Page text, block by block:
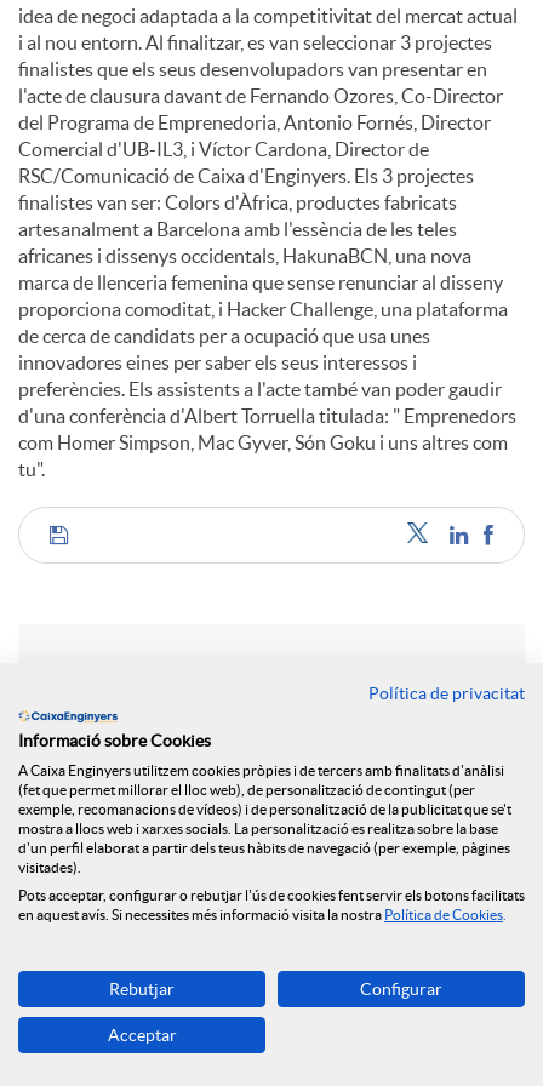
idea de negoci adaptada a la competitivitat del mercat actual
i al nou entorn. Al finalitzar, es van seleccionar 3 projectes
finalistes que els seus desenvolupadors van presentar en
l'acte de clausura davant de Fernando Ozores, Co-Director
del Programa de Emprenedoria, Antonio Fornés, Director
Comercial d'UB-IL3, i Víctor Cardona, Director de
RSC/Comunicació de Caixa d'Enginyers. Els 3 projectes
finalistes van ser: Colors d'Àfrica, productes fabricats
artesanalment a Barcelona amb l'essència de les teles
africanes i dissenys occidentals, HakunaBCN, una nova
marca de llenceria femenina que sense renunciar al disseny
proporciona comoditat, i Hacker Challenge, una plataforma
de cerca de candidats per a ocupació que usa unes
innovadores eines per saber els seus interessos i
preferències. Els assistents a l'acte també van poder gaudir
d'una conferència d'Albert Torruella titulada: " Emprenedors
com Homer Simpson, Mac Gyver, Són Goku i uns altres com
tu".
C
m
p
a
r
t
Notícies relacionades
Posem en marxa un nou espai web dedicat a la
salut financera
La Fundació Caixa Enginyers signa un acord de
col·laboració amb la UAB per a impulsar el
Participem en la jornada “Dones i Enginyeria:
Aprenent les STEAM a través del joc amb ENGINY-
era
La Fundació col·labora amb el programa de
Política de privacitat
Informació sobre Cookies
A Caixa Enginyers utilitzem cookies pròpies i de tercers amb finalitats d'anàlisi
(fet que permet millorar el lloc web), de personalització de contingut (per
exemple, recomanacions de vídeos) i de personalització de la publicitat que se't
mostra a llocs web i xarxes socials. La personalització es realitza sobre la base
d'un perfil elaborat a partir dels teus hàbits de navegació (per exemple, pàgines
visitades).
Pots acceptar, configurar o rebutjar l'ús de cookies fent servir els botons facilitats
en aquest avís. Si necessites més informació visita la nostra Política de Cookies
Rebutjar Configurar
Acceptar